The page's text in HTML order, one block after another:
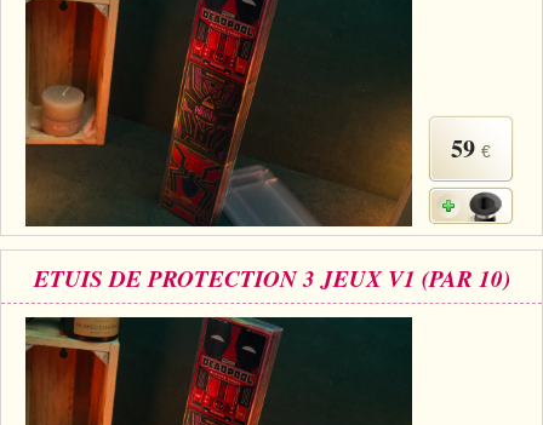
59 €
ETUIS DE PROTECTION 3 JEUX V1 (PAR 10)